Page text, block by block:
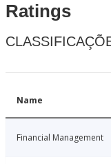
Ratings
Name
Financial Management